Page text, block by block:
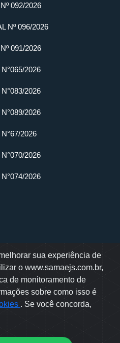
sua experiência de
o www.samaejs.com.br,
de monitoramento de
sobre como isso é
. Se você concorda,
092/2026
Nº 096/2026
091/2026
2026
2026
2026
2026
2026
2026
Água Verde - Jaraguá do Sul
- SC
os direitos reservados
Mídia Agência Digital